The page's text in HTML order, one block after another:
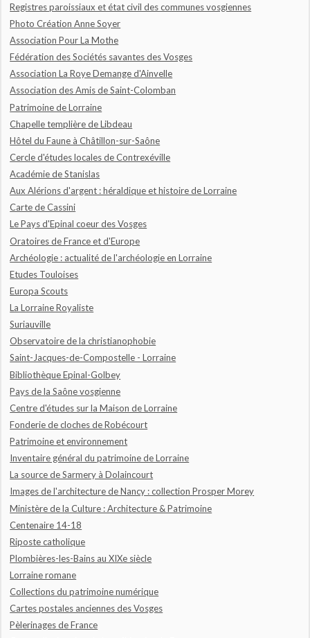
Registres paroissiaux et état civil des communes vosgiennes
Photo Création Anne Soyer
Association Pour La Mothe
Fédération des Sociétés savantes des Vosges
Association La Roye Demange d'Ainvelle
Association des Amis de Saint-Colomban
Patrimoine de Lorraine
Chapelle templière de Libdeau
Hôtel du Faune à Châtillon-sur-Saône
Cercle d'études locales de Contrexéville
Académie de Stanislas
Aux Alérions d'argent : héraldique et histoire de Lorraine
Carte de Cassini
Le Pays d'Epinal coeur des Vosges
Oratoires de France et d'Europe
Archéologie : actualité de l'archéologie en Lorraine
Etudes Touloises
Europa Scouts
La Lorraine Royaliste
Suriauville
Observatoire de la christianophobie
Saint-Jacques-de-Compostelle - Lorraine
Bibliothèque Epinal-Golbey
Pays de la Saône vosgienne
Centre d'études sur la Maison de Lorraine
Fonderie de cloches de Robécourt
Patrimoine et environnement
Inventaire général du patrimoine de Lorraine
La source de Sarmery à Dolaincourt
Images de l'architecture de Nancy : collection Prosper Morey
Ministère de la Culture : Architecture & Patrimoine
Centenaire 14-18
Riposte catholique
Plombières-les-Bains au XIXe siècle
Lorraine romane
Collections du patrimoine numérique
Cartes postales anciennes des Vosges
Pèlerinages de France